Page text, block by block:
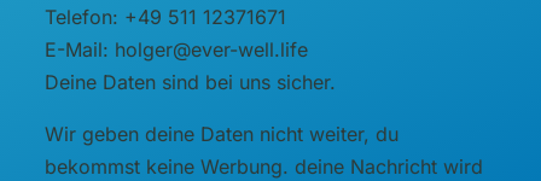
Telefon: +49 511 12371671
E-Mail: holger@ever-well.life
Deine Daten sind bei uns sicher.
Wir geben deine Daten nicht weiter, du
bekommst keine Werbung. deine Nachricht wird